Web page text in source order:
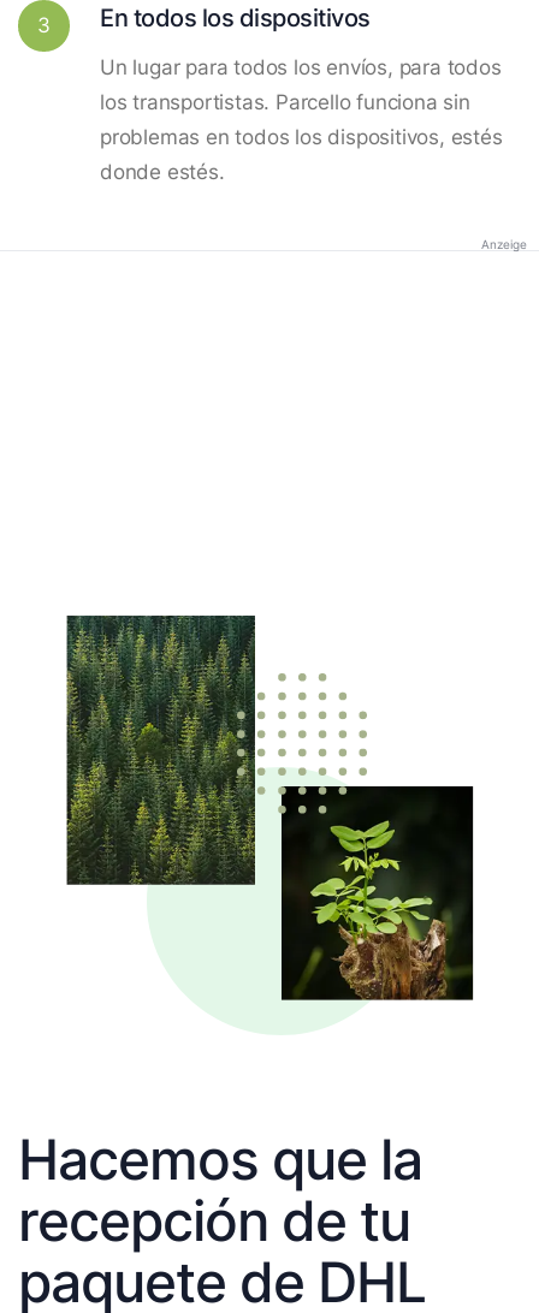
3 En todos los dispositivos
Un lugar para todos los envíos, para todos
los transportistas. Parcello funciona sin
problemas en todos los dispositivos, estés
donde estés.
Anzeige
Hacemos que la
recepción de tu
paquete de DHL